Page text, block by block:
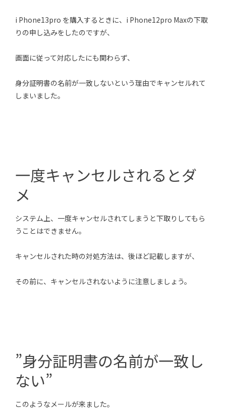
i Phone13pro を購入するときに、i Phone12pro Maxの下取
りの申し込みをしたのですが、
画面に従って対応したにも関わらず、
身分証明書の名前が一致しないという理由でキャンセルれて
しまいました。
一度キャンセルされるとダ
メ
システム上、一度キャンセルされてしまうと下取りしてもら
うことはできません。
キャンセルされた時の対処方法は、後ほど記載しますが、
その前に、キャンセルされないように注意しましょう。
”身分証明書の名前が一致し
ない”
このようなメールが来ました。